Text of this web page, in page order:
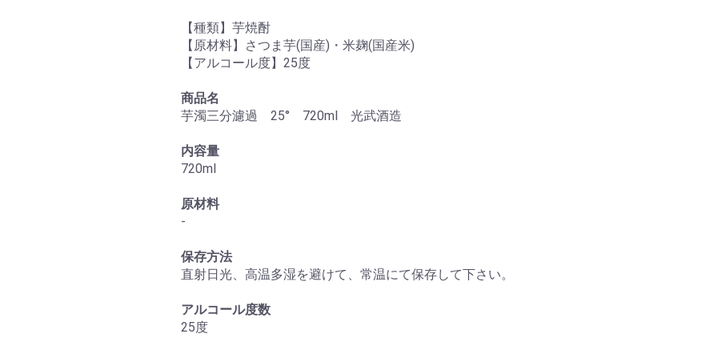
カートへ進む
【種類】芋焼酎
【原材料】さつま芋(国産)・米麹(国産米)
【アルコール度】25度
商品名
芋濁三分濾過 25° 720ml 光武酒造
内容量
720ml
原材料
-
保存方法
直射日光、高温多湿を避けて、常温にて保存して下さい。
アルコール度数
25度